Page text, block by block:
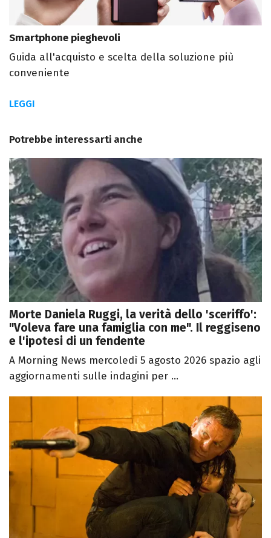
Smartphone pieghevoli
Guida all'acquisto e scelta della soluzione più
conveniente
LEGGI
Potrebbe interessarti anche
Morte Daniela Ruggi, la verità dello 'sceriffo':
"Voleva fare una famiglia con me". Il reggiseno
e l'ipotesi di un fendente
A Morning News mercoledì 5 agosto 2026 spazio agli
aggiornamenti sulle indagini per ...